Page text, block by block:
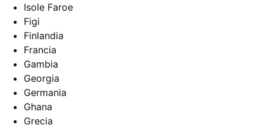
Isole Faroe
Figi
Finlandia
Francia
Gambia
Georgia
Germania
Ghana
Grecia